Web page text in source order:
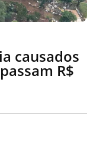
causados
R$